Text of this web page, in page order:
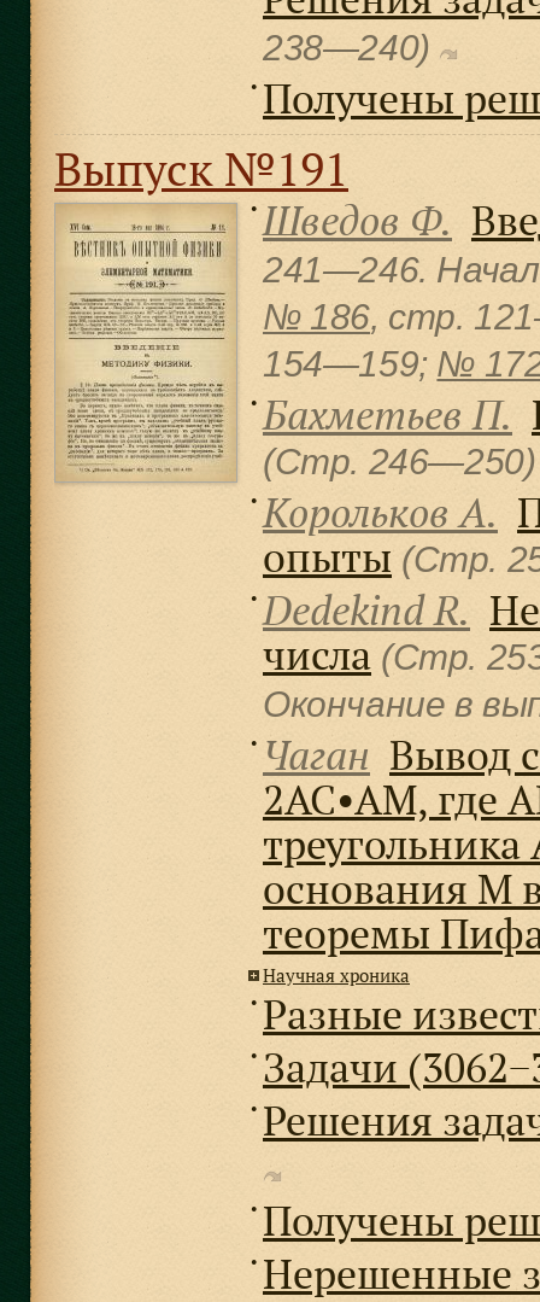
238—240)
● Получены
Выпуск №191
● Шведов Ф.
241—246.
№ 186, cтр.
154—159; №
● Бахметьев П.
(Стр.
● Корольков А.
опыты (Стр.
● Dedekind R.
числа (Стр.
Окончание в
● Чаган Вывод
2AC•AM, где
треугольника
основания M
теоремы
Научная хроника
● Разные
● Задачи
● Решения
● Получены
● Нерешенные